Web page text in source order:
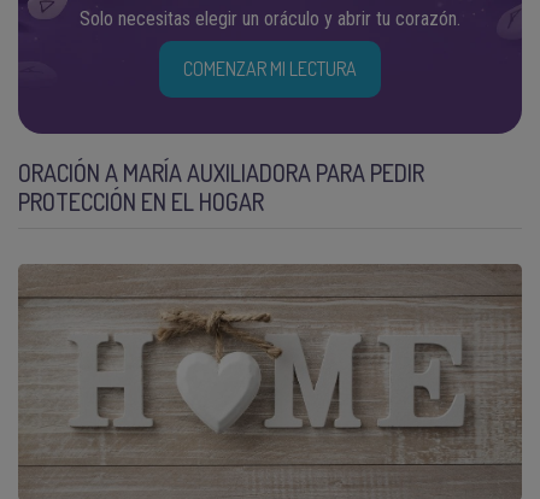
Solo necesitas elegir un oráculo y abrir tu corazón.
COMENZAR MI LECTURA
ORACIÓN A MARÍA AUXILIADORA PARA PEDIR
PROTECCIÓN EN EL HOGAR